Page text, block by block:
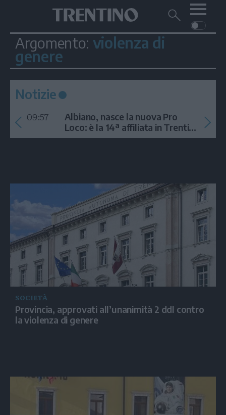
Cerca
Trentino
Facebook
Cerca
su
Trentino
Navigazione
principale
Home
AMBIENTE
EVENTI
CRONACA
GARDA
CULTURA
VIDEO
Notizie
09:57
Albiano, nasce la nuova Pro
Loco: è la 14ª affiliata in Trentino
nel 2026
Argomento: violenza di
genere
SOCIETÀ
Provincia, approvati all’unanimità 2 ddl contro
la violenza di genere